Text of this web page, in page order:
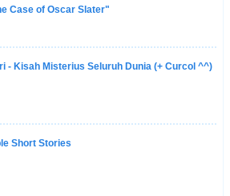
Case of Oscar Slater"
- Kisah Misterius Seluruh Dunia (+ Curcol ^^)
Short Stories